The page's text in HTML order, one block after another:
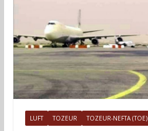
LUFT TOZEUR TOZEUR-NEFTA (TOE)